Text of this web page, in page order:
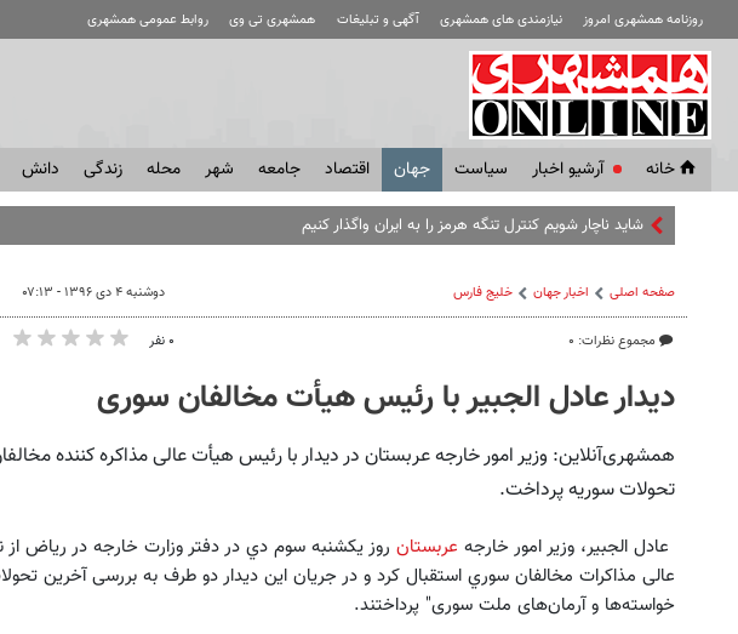
روزنامه همشهری امروز نیازمندی های همشهری آگهی و تبلیغات همشهری تی وی روابط عمومی همشهری
خانه آرشیو اخبار سياست جهان اقتصاد جامعه شهر محله زندگی دانش
شاید ناچار شویم کنترل تنگه هرمز را به ایران واگذار کنیم
صفحه اصلی اخبار جهان خلیج‌ فارس
مجموع نظرات: ۰
دوشنبه ۴ دی ۱۳۹۶ - ۰۷:۱۳
۰ نفر
دیدار عادل الجبیر با رئیس هیأت مخالفان سوری
همشهری‌آنلاین: وزیر امور خارجه عربستان در دیدار با رئیس هیأت عالی مذاکره کننده
تحولات سوریه پرداخت.
عادل الجبیر، وزیر امور خارجه عربستان روز یکشنبه سوم دي در دفتر وزارت خارجه در ریاض
عالی مذاکرات مخالفان سوري استقبال کرد و در جریان این دیدار دو طرف به بررسی آخرین
خواسته‌ها و آرمان‌های ملت سوری" پرداختند.
یاس» را